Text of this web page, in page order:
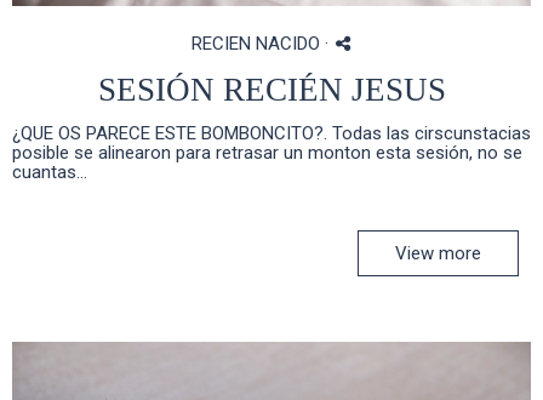
RECIEN NACIDO ·
SESIÓN RECIÉN JESUS
¿QUE OS PARECE ESTE BOMBONCITO?. Todas las cirscunstacias
posible se alinearon para retrasar un monton esta sesión, no se
cuantas...
View more